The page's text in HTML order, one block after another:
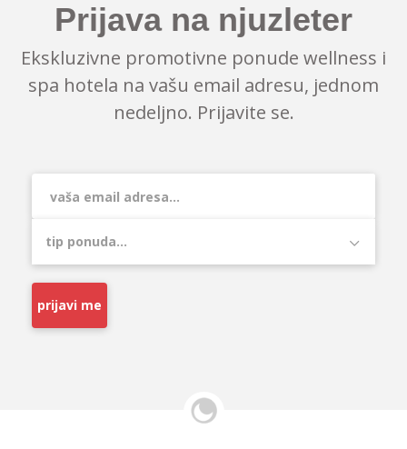
Prijava na njuzleter
Ekskluzivne promotivne ponude wellness i
spa hotela na vašu email adresu, jednom
nedeljno. Prijavite se.
prijavi me